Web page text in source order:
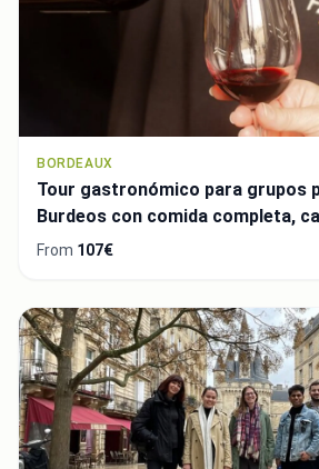
BORDEAUX
Tour gastronómico para grupos
Burdeos con comida completa,
From 107€